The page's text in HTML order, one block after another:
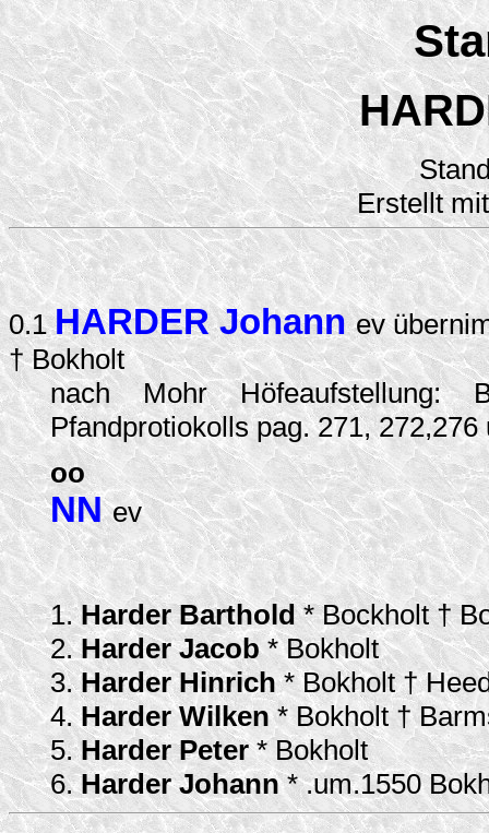
Erstellt
0.1 HARDER Johannev
† Bokholt
nach Mohr
Pfandprotiokolls pag. 271,
oo
NNev
1.Harder Barthold* Bockholt †
2.Harder Jacob* Bokholt
3.Harder Hinrich* Bokholt †
4.Harder Wilken* Bokholt †
5.Harder Peter* Bokholt
6.Harder Johann* .um.1550